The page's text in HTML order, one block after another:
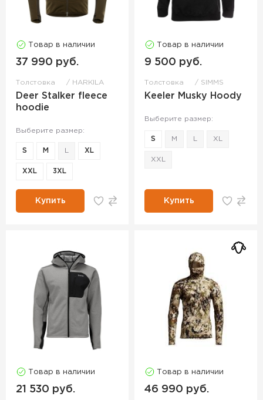
Товар в наличии
37 990 руб.
Толстовка HARKILA
Deer Stalker fleece
hoodie
Выберите размер:
S M XL
XXL 3XL
Купить
Товар в наличии
9 500 руб.
Толстовка SIMMS
Keeler Musky Hoody
Выберите размер:
S M XL
XXL
Купить
Товар в наличии
21 530 руб.
Товар в наличии
46 990 руб.